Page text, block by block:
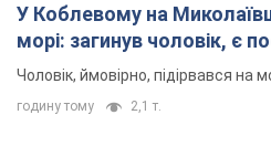
У Коблевому на
морі: загинув чоловік, є
Чоловік, ймовірно, підірвався на
годину тому 2,1 т.